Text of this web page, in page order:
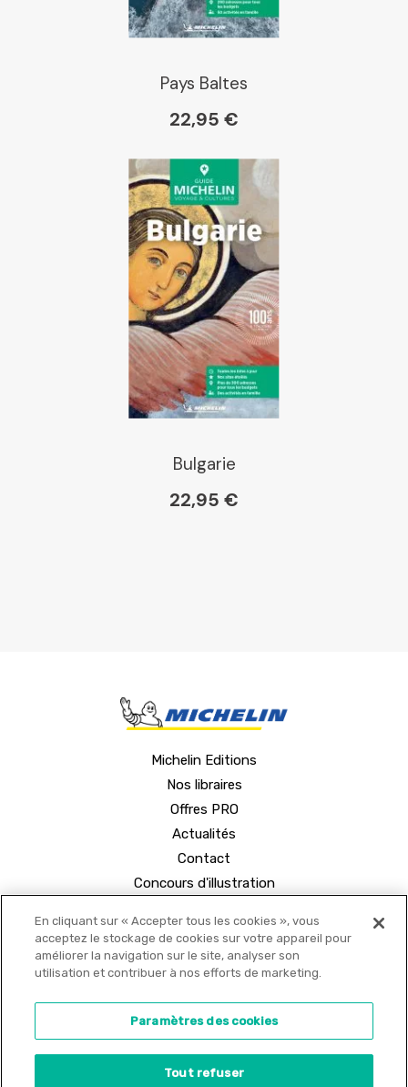
Pays Baltes
22,95 €
Bulgarie
22,95 €
Michelin Editions
Nos libraires
Offres PRO
Actualités
Contact
Concours d'illustration
•
Paramètres des cookies
En cliquant sur « Accepter tous les cookies », vous
acceptez le stockage de cookies sur votre appareil pour
améliorer la navigation sur le site, analyser son
utilisation et contribuer à nos efforts de marketing.
Paramètres des cookies
Tout refuser